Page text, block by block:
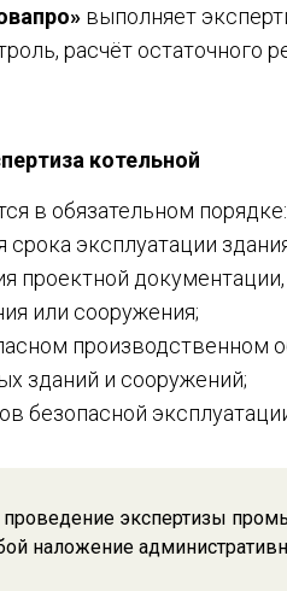
выполняет
расчёт остаточного
котельной
в обязательном порядке:
срока эксплуатации
проектной
или сооружения;
производственном
зданий и сооружений;
безопасной
экспертизы
наложение